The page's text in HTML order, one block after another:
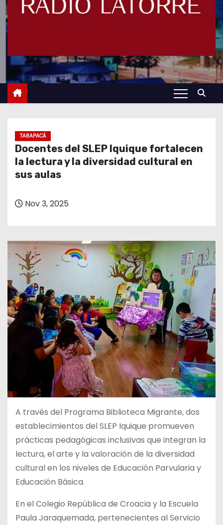
TARAPACÁ
Docentes del SLEP Iquique fortalecen
la lectura y la diversidad cultural en
sus aulas
Nov 3, 2025
A través del Programa Biblioteca Migrante, dos
establecimientos del SLEP Iquique promueven
prácticas pedagógicas inclusivas que integran la
lectura, el arte y la valoración de la diversidad
cultural en los niveles de Educación Parvularia y
Educación Básica.
En el Colegio República de Croacia y la Escuela
Paula Jaraquemada, pertenecientes al Servicio